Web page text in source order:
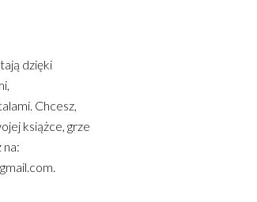
dzięki
Chcesz,
książce, grze
na: